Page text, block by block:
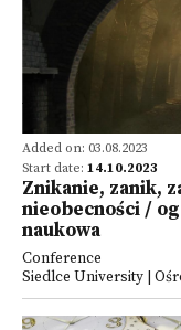
Added on: 03.08.2023
Start date: 14.10.2023
Znikanie, zanik,
nieobecności /
naukowa
Conference
Siedlce University |